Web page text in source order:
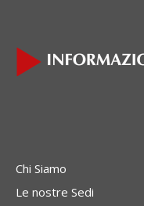
Chi Siamo
Le nostre Sedi